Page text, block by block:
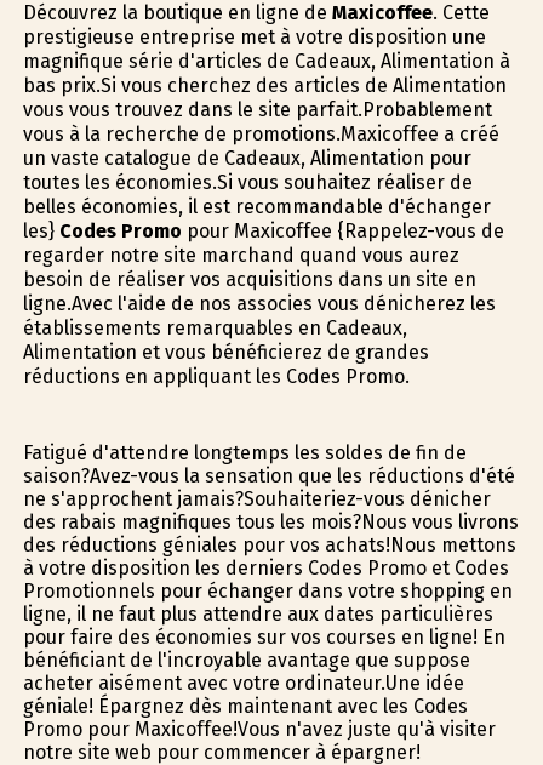
Découvrez la boutique en ligne de Maxicoffee. Cette
prestigieuse entreprise met à votre disposition une
magnifique série d'articles de Cadeaux, Alimentation à
bas prix.Si vous cherchez des articles de Alimentation
vous vous trouvez dans le site parfait.Probablement
vous à la recherche de promotions.Maxicoffee a créé
un vaste catalogue de Cadeaux, Alimentation pour
toutes les économies.Si vous souhaitez réaliser de
belles économies, il est recommandable d'échanger
les} Codes Promo pour Maxicoffee {Rappelez-vous de
regarder notre site marchand quand vous aurez
besoin de réaliser vos acquisitions dans un site en
ligne.Avec l'aide de nos associes vous dénicherez les
établissements remarquables en Cadeaux,
Alimentation et vous bénéficierez de grandes
réductions en appliquant les Codes Promo.
Fatigué d'attendre longtemps les soldes de fin de
saison?Avez-vous la sensation que les réductions d'été
ne s'approchent jamais?Souhaiteriez-vous dénicher
des rabais magnifiques tous les mois?Nous vous livrons
des réductions géniales pour vos achats!Nous mettons
à votre disposition les derniers Codes Promo et Codes
Promotionnels pour échanger dans votre shopping en
ligne, il ne faut plus attendre aux dates particulières
pour faire des économies sur vos courses en ligne! En
bénéficiant de l'incroyable avantage que suppose
acheter aisément avec votre ordinateur.Une idée
géniale! Épargnez dès maintenant avec les Codes
Promo pour Maxicoffee!Vous n'avez juste qu'à visiter
notre site web pour commencer à épargner!